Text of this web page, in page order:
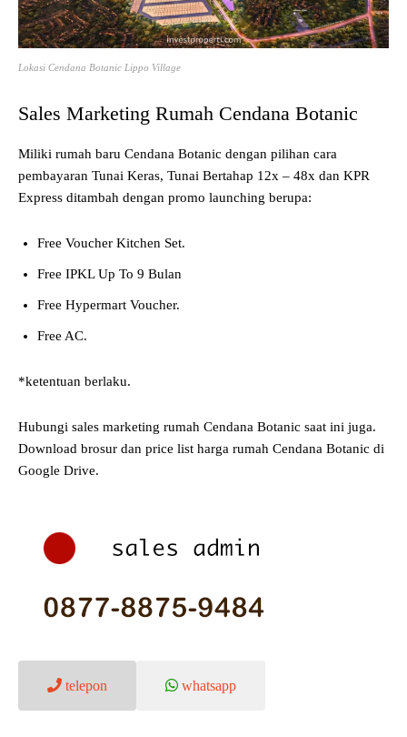
Lokasi Cendana Botanic Lippo Village
Sales Marketing Rumah Cendana Botanic
Miliki rumah baru Cendana Botanic dengan pilihan cara
pembayaran Tunai Keras, Tunai Bertahap 12x – 48x dan KPR
Express ditambah dengan promo launching berupa:
Free Voucher Kitchen Set.
Free IPKL Up To 9 Bulan
Free Hypermart Voucher.
Free AC.
*ketentuan berlaku.
Hubungi sales marketing rumah Cendana Botanic saat ini juga.
Download brosur dan price list harga rumah Cendana Botanic di
Google Drive.
telepon whatsapp